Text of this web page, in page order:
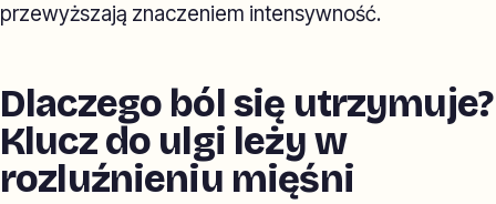
przewyższają znaczeniem intensywność.
Dlaczego ból się utrzymuje?
Klucz do ulgi leży w
rozluźnieniu mięśni